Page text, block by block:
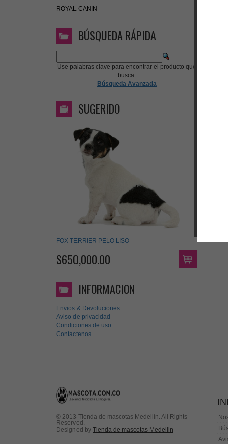
ROYAL CANIN
BÚSQUEDA RÁPIDA
Use palabras clave para encontrar el producto que
busca.
Búsqueda Avanzada
SUGERIDO
FOX TERRIER PELO LISO
$650,000.00
INFORMACION
Envios & Devoluciones
Aviso de privacidad
Condiciones de uso
Contactenos
© 2013 Tienda de mascotas Medellín. All Rights
Reserved.
Designed by Tienda de mascotas Medellin